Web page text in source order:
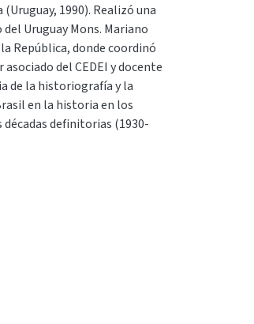
1990). Realizó una
Uruguay Mons. Mariano
República, donde coordinó
del CEDEI y docente
de la historiografía y la
en la historia en los
décadas definitorias (1930-